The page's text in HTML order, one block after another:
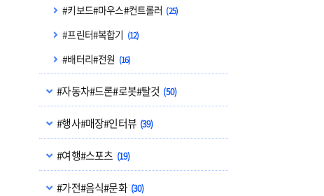
#키보드#마우스#컨트롤러 (25)
#프린터#복합기 (12)
#배터리#전원 (16)
#자동차#드론#로봇#탈것 (50)
#행사#매장#인터뷰 (39)
#여행#스포츠 (19)
#가전#음식#문화 (30)